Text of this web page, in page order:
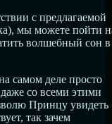
с предлагаемой
мы можете пойти
волшебный сон в
самом деле просто
со всеми этими
Принцу увидеть
так зачем